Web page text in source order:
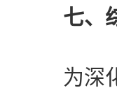
七、
为深化